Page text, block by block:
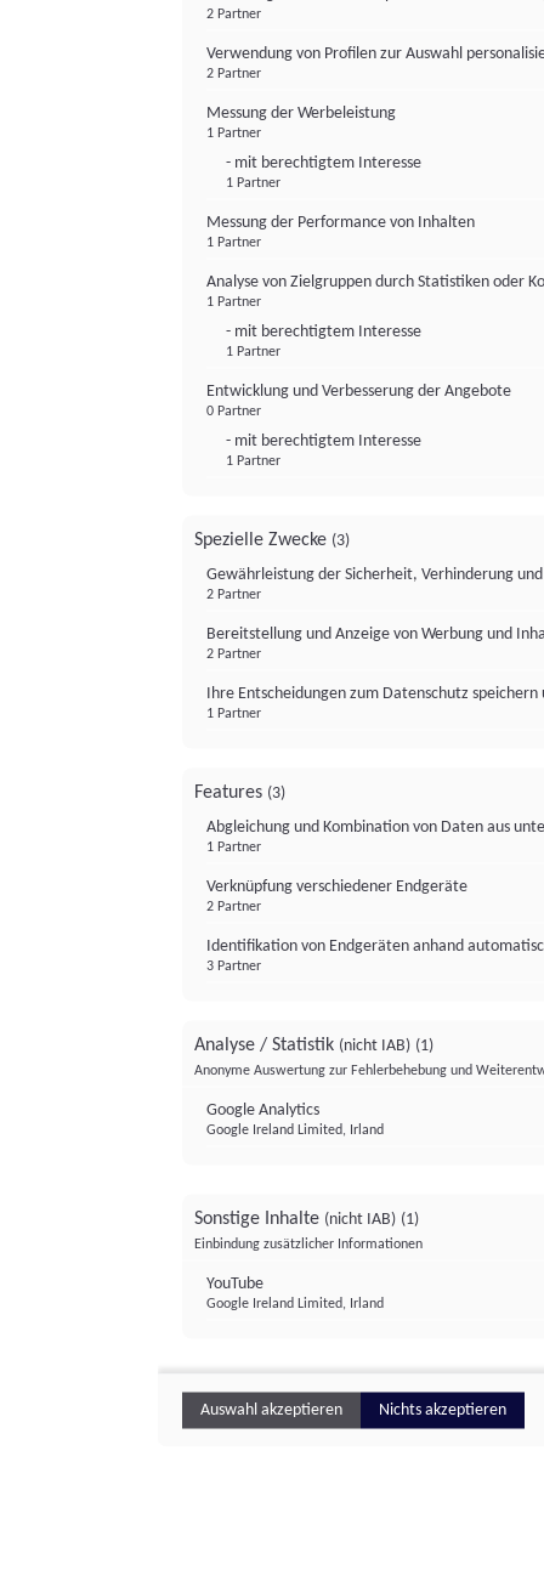
2 Partner
Verwendung von Profilen zur Auswahl
2 Partner
Messung der Werbeleistung
1 Partner
- mit berechtigtem Interesse
1 Partner
Messung der Performance von Inhalten
1 Partner
Analyse von Zielgruppen durch Statistiken oder
1 Partner
- mit berechtigtem Interesse
1 Partner
Entwicklung und Verbesserung der Angebote
0 Partner
- mit berechtigtem Interesse
1 Partner
Spezielle Zwecke (3)
Gewährleistung der Sicherheit, Verhinderung
2 Partner
Bereitstellung und Anzeige von Werbung und
2 Partner
Ihre Entscheidungen zum Datenschutz
1 Partner
Features (3)
Abgleichung und Kombination von Daten aus
1 Partner
Verknüpfung verschiedener Endgeräte
2 Partner
Identifikation von Endgeräten anhand
3 Partner
Analyse / Statistik (nicht IAB) (1)
Anonyme Auswertung zur Fehlerbehebung und
Google Analytics
Google Ireland Limited, Irland
Sonstige Inhalte (nicht IAB) (1)
Einbindung zusätzlicher Informationen
YouTube
Google Ireland Limited, Irland
Auswahl akzeptieren Nichts akzeptieren